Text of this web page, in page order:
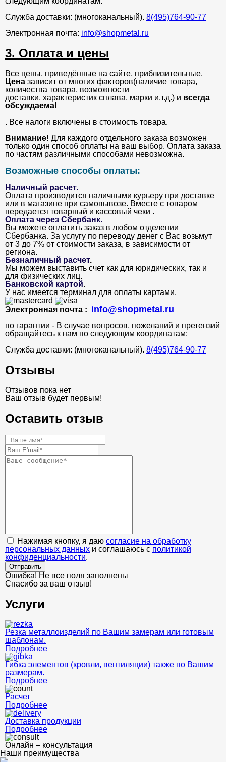
Служба доставки: (многоканальный). 8(495)764-90-77
Электронная почта: info@shopmetal.ru
3. Оплата и цены
Все цены, приведённые на сайте, приблизительные.
Цена зависит от многих факторов(наличие товара,
количества товара, возможности
доставки, характеристик сплава, марки и.т.д.) и всегда
обсуждаема!
. Все налоги включены в стоимость товара.
Внимание! Для каждого отдельного заказа возможен
только один способ оплаты на ваш выбор. Оплата заказа
по частям различными способами невозможна.
Возможные способы оплаты:
Наличный расчет.
Оплата производится наличными курьеру при доставке
или в магазине при самовывозе. Вместе с товаром
передается товарный и кассовый чеки .
Оплата через Сбербанк.
Вы можете оплатить заказ в любом отделении
Сбербанка. За услугу по переводу денег с Вас возьмут
от 3 до 7% от стоимости заказа, в зависимости от
региона.
Безналичный расчет.
Мы можем выставить счет как для юридических, так и
для физических лиц.
Банковской картой.
У нас имеется терминал для оплаты картами.
Электронная почта : info@shopmetal.ru
по гарантии - В случае вопросов, пожеланий и претензий
обращайтесь к нам по следующим координатам:
Служба доставки: (многоканальный). 8(495)764-90-77
Отзывы
Отзывов пока нет
Ваш отзыв будет первым!
Оставить отзыв
Нажимая кнопку, я даю согласие на обработку
персональных данных и соглашаюсь с политикой
конфиденциальности.
Отправить
Ошибка! Не все поля заполнены
Спасибо за ваш отзыв!
Услуги
Резка металлоизделий по Вашим замерам или готовым
шаблонам.
Подробнее
Гибка элементов (кровли, вентиляции) также по Вашим
размерам.
Подробнее
Расчет
Подробнее
Доставка продукции
Подробнее
Онлайн – консультация
Наши преимущества